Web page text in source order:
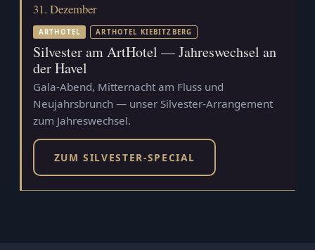
31. Dezember
ARTHOTEL ARTHOTEL KIEBITZBERG
Silvester am ArtHotel — Jahreswechsel an
der Havel
Gala-Abend, Mitternacht am Fluss und
Neujahrsbrunch — unser Silvester-Arrangement
zum Jahreswechsel.
ZUM SILVESTER-SPECIAL